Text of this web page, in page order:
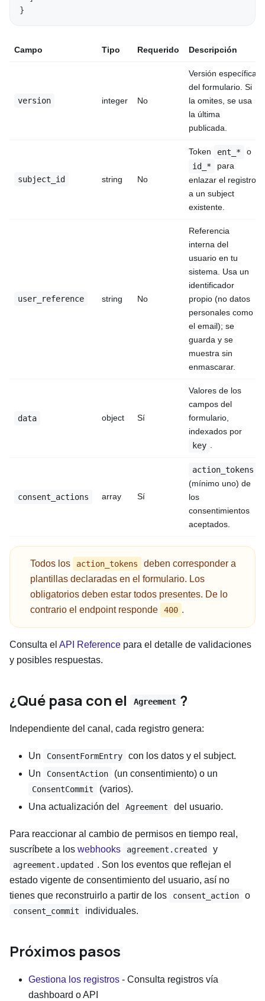
}
Campo Tipo Requerido Descripción
version integer No
Versión específica
del formulario. Si
la omites, se usa
la última
publicada.
subject_id string No
Token ent_*
o
id_*
para
enlazar el registro
a un subject
existente.
user_reference string No
Referencia
interna del
usuario en tu
sistema. Usa un
identificador
propio (no datos
personales como
el email); se
guarda y se
muestra sin
enmascarar.
data object Sí
Valores de los
campos del
formulario,
indexados por
key .
consent_actions array Sí
action_tokens
(mínimo uno) de
los
consentimientos
aceptados.
Todos los action_tokens
deben corresponder a
plantillas declaradas en el formulario. Los
obligatorios deben estar todos presentes. De lo
contrario el endpoint responde
400 .
Consulta el API Reference para el detalle de validaciones
y posibles respuestas.
¿Qué pasa con el Agreement ?
Independiente del canal, cada registro genera:
Un ConsentFormEntry
con los datos y el subject.
Un
ConsentAction (un consentimiento) o un
ConsentCommit
(varios).
Una actualización del
Agreement del usuario.
Para reaccionar al cambio de permisos en tiempo real,
suscríbete a los webhooks agreement.created y
agreement.updated . Son los eventos que reflejan el
estado vigente de consentimiento del usuario, así no
tienes que reconstruirlo a partir de los
consent_action o
consent_commit individuales.
Próximos pasos
Gestiona los registros - Consulta registros vía
dashboard o API